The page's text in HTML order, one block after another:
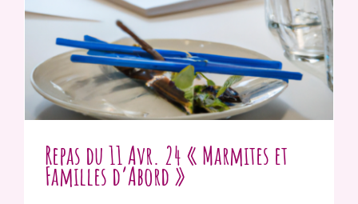
Repas du 11 Avr. 24 « Marmites et
Familles d’Abord »